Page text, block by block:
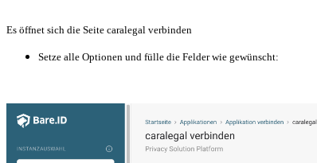
Es öffnet sich die Seite caralegal verbinden
Setze alle Optionen und fülle die Felder wie gewünscht: